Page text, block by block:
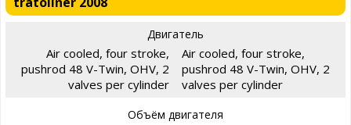
Двигатель
Air cooled, four stroke,
pushrod 48 V-Twin, OHV, 2
valves per cylinder
Air cooled, four stroke,
pushrod 48 V-Twin, OHV, 2
valves per cylinder
Объём двигателя